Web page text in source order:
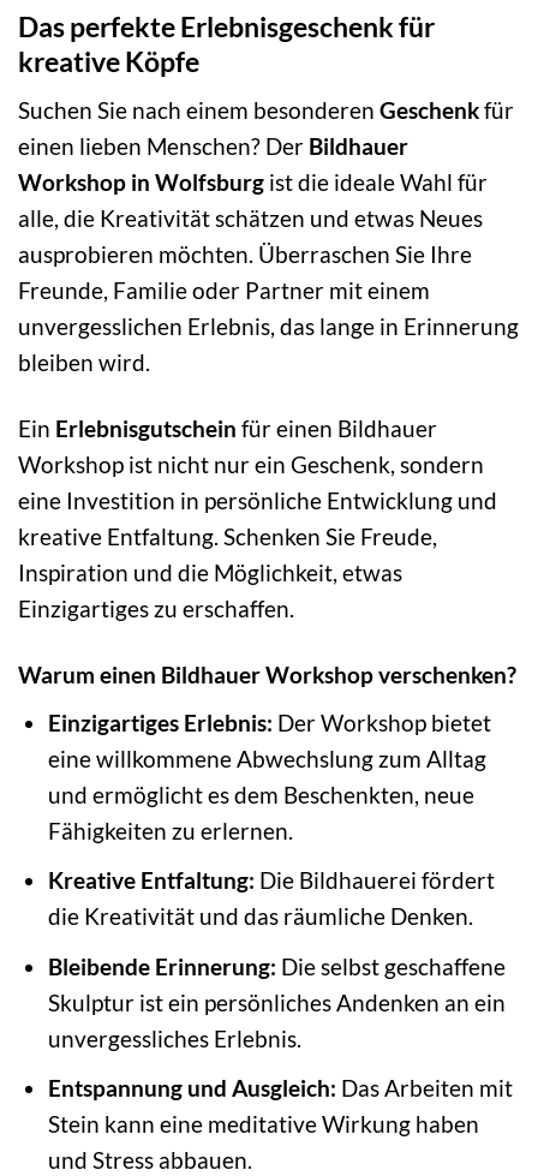
Das perfekte Erlebnisgeschenk für
kreative Köpfe
Suchen Sie nach einem besonderen Geschenkfür
einen lieben Menschen? Der Bildhauer
Workshop in Wolfsburg ist die ideale Wahl für
alle, die Kreativität schätzen und etwas Neues
ausprobieren möchten. Überraschen Sie Ihre
Freunde, Familie oder Partner mit einem
unvergesslichen Erlebnis, das lange in Erinnerung
bleiben wird.
Ein Erlebnisgutschein für einen Bildhauer
Workshop ist nicht nur ein Geschenk, sondern
eine Investition in persönliche Entwicklung und
kreative Entfaltung. Schenken Sie Freude,
Inspiration und die Möglichkeit, etwas
Einzigartiges zu erschaffen.
Warum einen Bildhauer Workshop verschenken?
Einzigartiges Erlebnis: Der Workshop bietet
eine willkommene Abwechslung zum Alltag
und ermöglicht es dem Beschenkten, neue
Fähigkeiten zu erlernen.
Kreative Entfaltung: Die Bildhauerei fördert
die Kreativität und das räumliche Denken.
Bleibende Erinnerung: Die selbst geschaffene
Skulptur ist ein persönliches Andenken an ein
unvergessliches Erlebnis.
Entspannung und Ausgleich: Das Arbeiten mit
Stein kann eine meditative Wirkung haben
und Stress abbauen.